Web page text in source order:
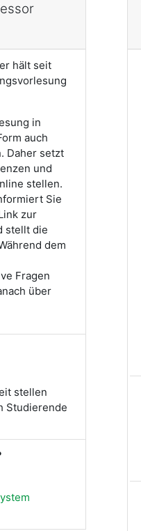
hält seit
in
auch
Daher setzt
und
stellen.
Sie
zur
stellt die
dem
Fragen
über
stellen
Studierende